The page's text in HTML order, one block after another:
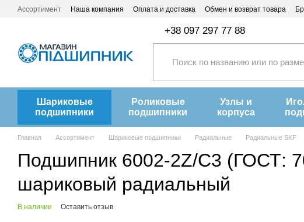
Перейти к основному контенту
Ассортимент Наша компания Оплата и доставка Обмен и возврат товара
+38 097 297 77 88
Шариковые
подшипники
Роликовые
подшипники
Узлы и
корпуса
Главная Ассортимент Шариковые подшипники Радиальные Радиальные SKF
Подшипник 6002-2Z/C3 (ГОСТ:
шариковый радиальный
В наличии Оставить отзыв